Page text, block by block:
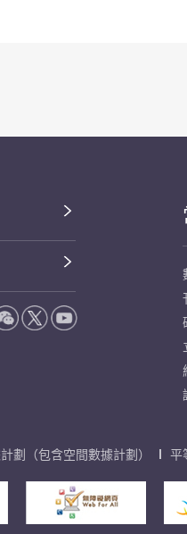
劃（包含空間數據計劃） 平